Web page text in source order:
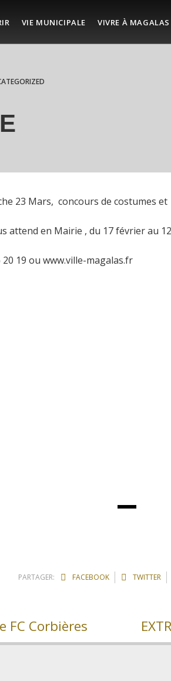
VIE MUNICIPALE VIVRE À MAGALAS
23 Mars, concours de costumes
attend en Mairie , du 17 février au
19 ou www.ville-magalas.fr
PARTAGER: FACEBOOK TWITTER
FC Corbières